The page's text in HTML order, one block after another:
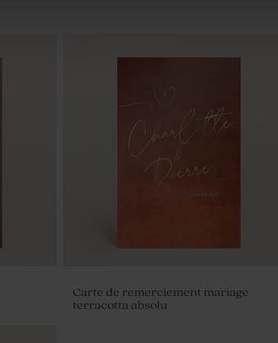
Faire part mariage pochette terracotta
Carte de remerciement mariage
terracotta absolu